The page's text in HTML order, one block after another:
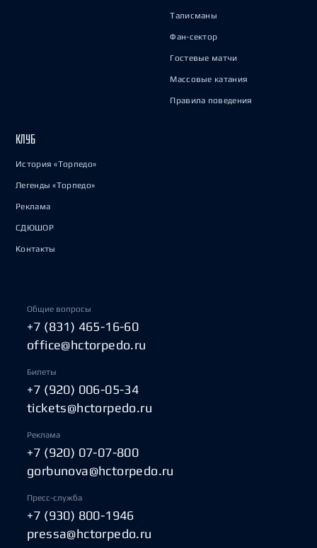
Талисманы
Фан-сектор
Гостевые матчи
Массовые катания
Правила поведения
КЛУБ
История «Торпедо»
Легенды «Торпедо»
Реклама
СДЮШОР
Контакты
Общие вопросы
+7 (831) 465-16-60
office@hctorpedo.ru
Билеты
+7 (920) 006-05-34
tickets@hctorpedo.ru
Реклама
+7 (920) 07-07-800
gorbunova@hctorpedo.ru
Пресс-служба
+7 (930) 800-1946
pressa@hctorpedo.ru